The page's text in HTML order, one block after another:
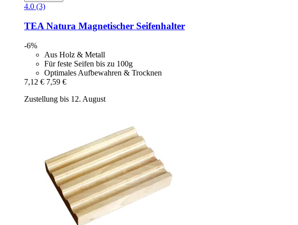
4.0 (3)
TEA Natura Magnetischer Seifenhalter
-6%
Aus Holz & Metall
Für feste Seifen bis zu 100g
Optimales Aufbewahren & Trocknen
7,12 € 7,59 €
Zustellung bis 12. August